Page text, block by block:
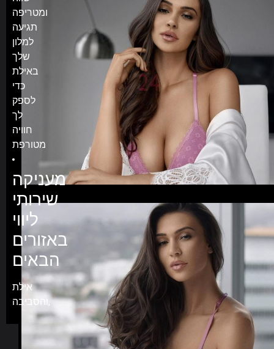
ומטריפה
תגיעה
למלון
שלך
באילת
כדי
לספק
לך
חוויה
מטורפת
מעניקה
שירותי
ליווי
באזורים
הבאים
אילת
והסביבה,